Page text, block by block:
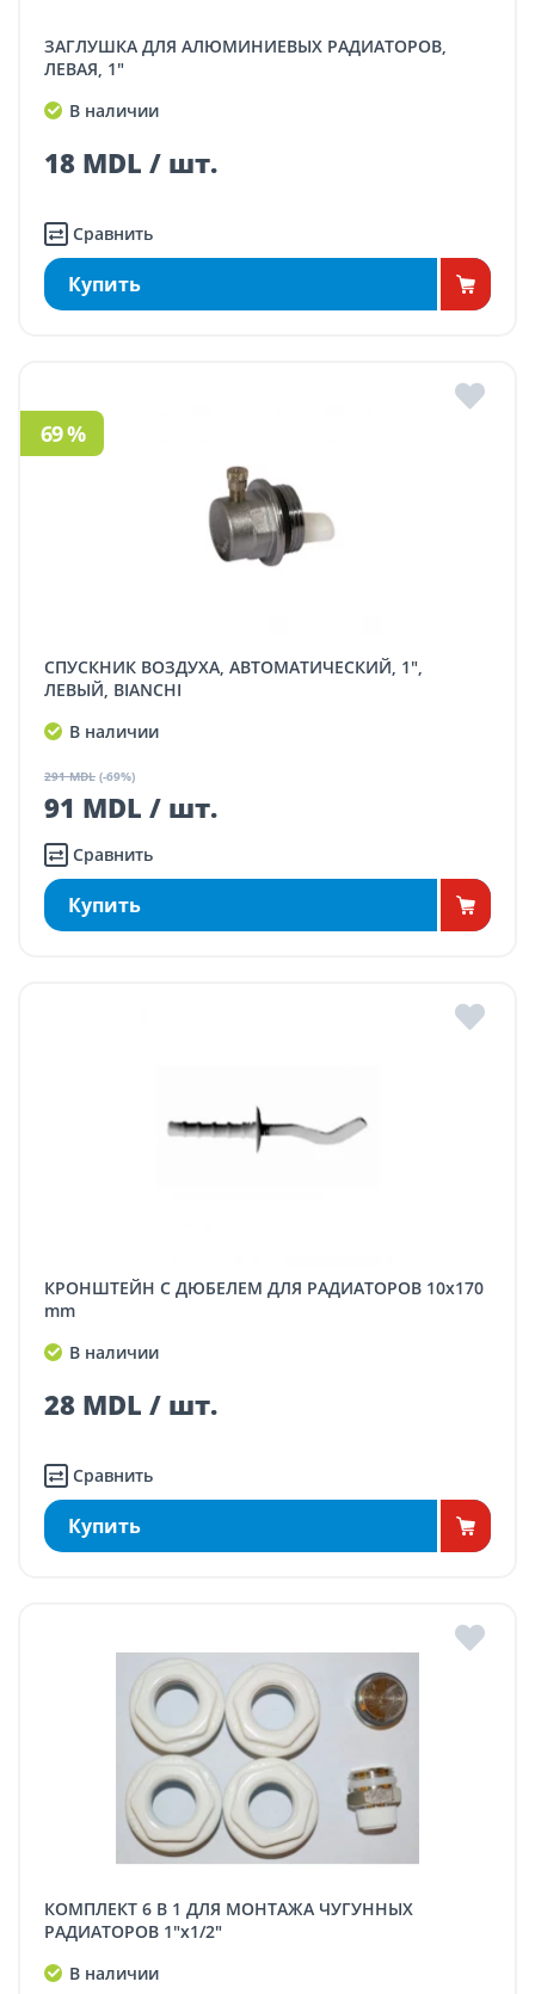
ЗАГЛУШКА ДЛЯ АЛЮМИНИЕВЫХ РАДИАТОРОВ,
ЛЕВАЯ, 1"
В наличии
18 MDL / шт.
Сравнить
Купить
СПУСКНИК ВОЗДУХА, АВТОМАТИЧЕСКИЙ, 1",
ЛЕВЫЙ, BIANCHI
В наличии
291 MDL (-69%)
91 MDL / шт.
69 %
Сравнить
Купить
КРОНШТЕЙН С ДЮБЕЛЕМ ДЛЯ РАДИАТОРОВ 10x170
mm
В наличии
28 MDL / шт.
Сравнить
Купить
КОМПЛЕКТ 6 В 1 ДЛЯ МОНТАЖА ЧУГУННЫХ
РАДИАТОРОВ 1"x1/2"
В наличии